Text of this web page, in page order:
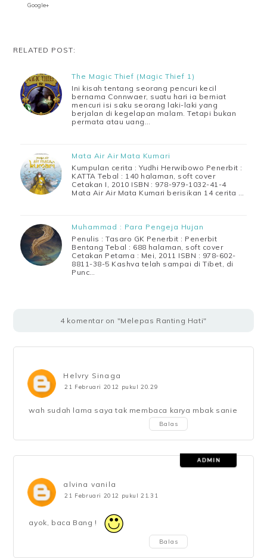
Google+
RELATED POST:
The Magic Thief (Magic Thief 1)
Ini kisah tentang seorang pencuri kecil
bernama Connwaer, suatu hari ia berniat
mencuri isi saku seorang laki-laki yang
berjalan di kegelapan malam. Tetapi bukan
permata atau uang…
Mata Air Air Mata Kumari
Kumpulan cerita : Yudhi Herwibowo Penerbit :
KATTA Tebal : 140 halaman, soft cover
Cetakan I, 2010 ISBN : 978-979-1032-41-4
Mata Air Air Mata Kumari berisikan 14 cerita …
Muhammad : Para Pengeja Hujan
Penulis : Tasaro GK Penerbit : Penerbit
Bentang Tebal : 688 halaman, soft cover
Cetakan Petama : Mei, 2011 ISBN : 978-602-
8811-38-5 Kashva telah sampai di Tibet, di
Punc…
4 komentar on "Melepas Ranting Hati"
Helvry Sinaga
21 Februari 2012 pukul 20.29
wah sudah lama saya tak membaca karya mbak sanie
Balas
alvina vanila
21 Februari 2012 pukul 21.31
ayok, baca Bang !
Balas